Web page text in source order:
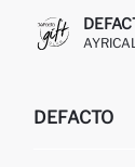
DEFACTO